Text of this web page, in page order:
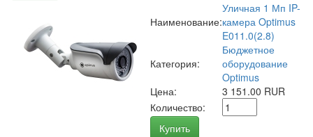
Наименование:
Уличная 1 Мп IP-
камера Optimus
E011.0(2.8)
Категория:
Бюджетное
оборудование
Optimus
Цена:
3 151.00 RUR
Количество:
Купить